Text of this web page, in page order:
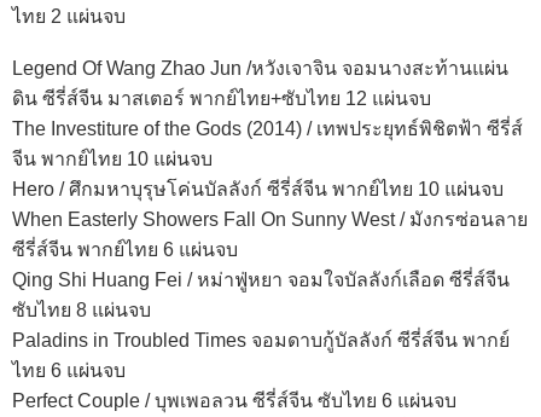
ไทย 2 แผ่นจบ
Legend Of Wang Zhao Jun /หวังเจาจิน จอมนางสะท้านแผ่น
ดิน ซีรี่ส์จีน มาสเตอร์ พากย์ไทย+ซับไทย 12 แผ่นจบ
The Investiture of the Gods (2014) / เทพประยุทธ์พิชิตฟ้า ซีรี่ส์
จีน พากย์ไทย 10 แผ่นจบ
Hero / ศึกมหาบุรุษโค่นบัลลังก์ ซีรี่ส์จีน พากย์ไทย 10 แผ่นจบ
When Easterly Showers Fall On Sunny West / มังกรซ่อนลาย
ซีรี่ส์จีน พากย์ไทย 6 แผ่นจบ
Qing Shi Huang Fei / หม่าฟู่หยา จอมใจบัลลังก์เลือด ซีรี่ส์จีน
ซับไทย 8 แผ่นจบ
Paladins in Troubled Times จอมดาบกู้บัลลังก์ ซีรี่ส์จีน พากย์
ไทย 6 แผ่นจบ
Perfect Couple / บุพเพอลวน ซีรี่ส์จีน ซับไทย 6 แผ่นจบ